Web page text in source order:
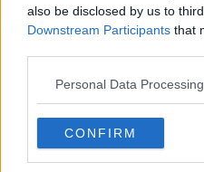
also be disclosed by us to
Downstream Participants that
Personal Data
CONFIRM
Dal balcone
Insomnia
Il guardiano
Erodoto e Tucidide
Il padre della storia
Pensieri brevi
L'evoluzione della specie
Il servizio